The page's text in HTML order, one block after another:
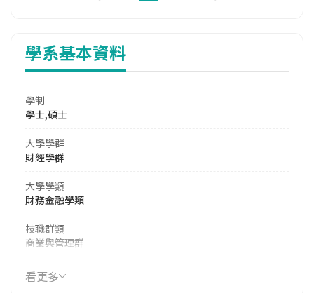
學系基本資料
學制
學士,碩士
大學學群
財經學群
大學學類
財務金融學類
技職群類
商業與管理群
114年學費
39,190 元/學期
看更多